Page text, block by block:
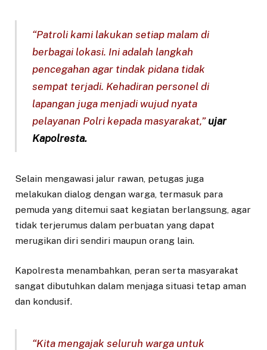
“Patroli kami lakukan setiap malam di
berbagai lokasi. Ini adalah langkah
pencegahan agar tindak pidana tidak
sempat terjadi. Kehadiran personel di
lapangan juga menjadi wujud nyata
pelayanan Polri kepada masyarakat,”ujar
Kapolresta.
Selain mengawasi jalur rawan, petugas juga
melakukan dialog dengan warga, termasuk para
pemuda yang ditemui saat kegiatan berlangsung, agar
tidak terjerumus dalam perbuatan yang dapat
merugikan diri sendiri maupun orang lain.
Kapolresta menambahkan, peran serta masyarakat
sangat dibutuhkan dalam menjaga situasi tetap aman
dan kondusif.
“Kita mengajak seluruh warga untuk